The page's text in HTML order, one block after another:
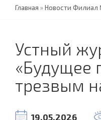
Главная »Новости Филиал
Устный
«Будущее
трезвым
19.05.2026